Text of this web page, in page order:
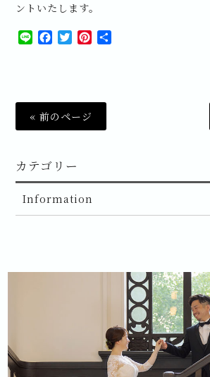
ントいたします。
LineFacebook
TwitterPinterest
共
« 前のページ
カテゴリー
Information